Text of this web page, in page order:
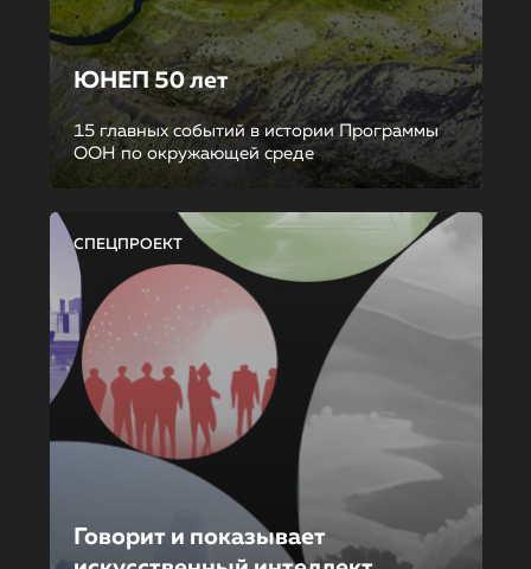
ЮНЕП 50 лет
15 главных событий в истории Программы
ООН по окружающей среде
СПЕЦПРОЕКТ
Говорит и показывает